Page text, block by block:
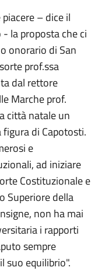
– dice il
la proposta che ci
onorario di San
prof.ssa
dal rettore
Marche prof.
città natale un
di Capotosti.
e
ad iniziare
Costituzionale e
Superiore della
non ha mai
i rapporti
sempre
suo equilibrio".